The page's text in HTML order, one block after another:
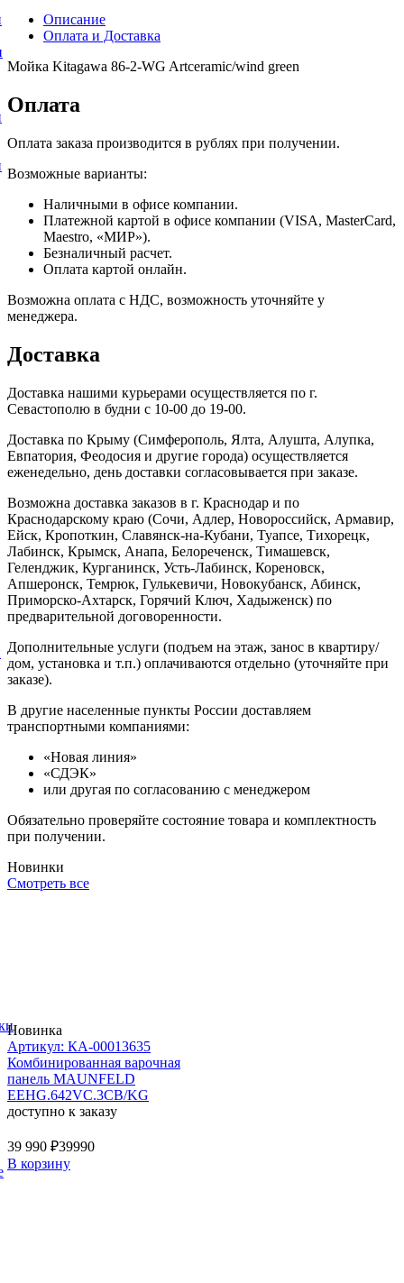
Описание
Оплата и Доставка
Мойка Kitagawa 86-2-WG Artceramic/wind green
Оплата
Оплата заказа производится в рублях при получении.
Возможные варианты:
Наличными в офисе компании.
Платежной картой в офисе компании (VISA, MasterCard,
Maestro, «МИР»).
Безналичный расчет.
Оплата картой онлайн.
Возможна оплата с НДС, возможность уточняйте у
менеджера.
Доставка
Доставка нашими курьерами осуществляется по г.
Севастополю в будни с 10-00 до 19-00.
Доставка по Крыму (Симферополь, Ялта, Алушта, Алупка,
Евпатория, Феодосия и другие города) осуществляется
еженедельно, день доставки согласовывается при заказе.
Возможна доставка заказов в г. Краснодар и по
Краснодарскому краю (Сочи, Адлер, Новороссийск, Армавир,
Ейск, Кропоткин, Славянск-на-Кубани, Туапсе, Тихорецк,
Лабинск, Крымск, Анапа, Белореченск, Тимашевск,
Геленджик, Курганинск, Усть-Лабинск, Кореновск,
Апшеронск, Темрюк, Гулькевичи, Новокубанск, Абинск,
Приморско-Ахтарск, Горячий Ключ, Хадыженск) по
предварительной договоренности.
Дополнительные услуги (подъем на этаж, занос в квартиру/
дом, установка и т.п.) оплачиваются отдельно (уточняйте при
заказе).
В другие населенные пункты России доставляем
транспортными компаниями:
«Новая линия»
«СДЭК»
или другая по согласованию с менеджером
Обязательно проверяйте состояние товара и комплектность
при получении.
Новинки
Смотреть все
Новинка
Артикул: КА-00013635
Комбинированная варочная
панель MAUNFELD
EEHG.642VC.3CB/KG
доступно к заказу
39 990 ₽39990
В корзину